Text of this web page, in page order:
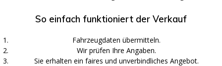
So einfach funktioniert der Verkauf
Fahrzeugdaten übermitteln.
Wir prüfen Ihre Angaben.
Sie erhalten ein faires und unverbindliches Angebot.